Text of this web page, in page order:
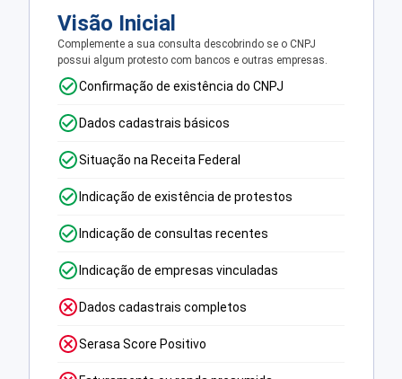
Visão Inicial
Complemente a sua consulta descobrindo se o CNPJ
possui algum protesto com bancos e outras empresas.
Confirmação de existência do CNPJ
Dados cadastrais básicos
Situação na Receita Federal
Indicação de existência de protestos
Indicação de consultas recentes
Indicação de empresas vinculadas
Dados cadastrais completos
Serasa Score Positivo